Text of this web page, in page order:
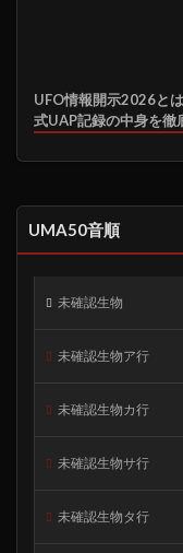
UFO情報開示2026と
式UAP記録の中身を徹
UMA50音順
未確認生物
未確認生物ア行
未確認生物カ行
未確認生物サ行
未確認生物タ行